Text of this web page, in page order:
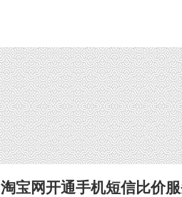
淘宝网开通手机短信比价